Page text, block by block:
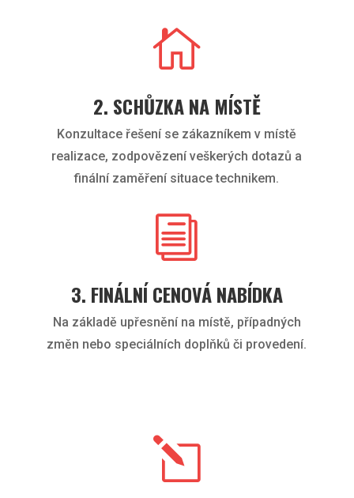

2. SCHŮZKA NA MÍSTĚ
Konzultace řešení se zákazníkem v místě
realizace, zodpovězení veškerých dotazů a
finální zaměření situace technikem.
i
3. FINÁLNÍ CENOVÁ NABÍDKA
Na základě upřesnění na místě, případných
změn nebo speciálních doplňků či provedení.
l